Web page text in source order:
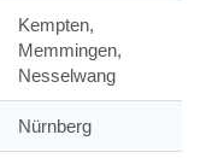
Kempten,
Memmingen,
Nesselwang
Nürnberg